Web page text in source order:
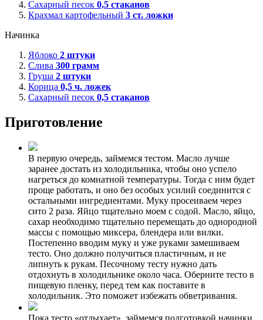
Сахарный песок 0,5 стаканов
Крахмал картофельный 3 ст. ложки
Начинка
Яблоко 2 штуки
Слива 300 грамм
Груша 2 штуки
Корица 0,5 ч. ложек
Сахарный песок 0,5 стаканов
Приготовление
В первую очередь, займемся тестом. Масло лучше
заранее достать из холодильника, чтобы оно успело
нагреться до комнатной температуры. Тогда с ним будет
проще работать, и оно без особых усилий соединится с
остальными ингредиентами. Муку просеиваем через
сито 2 раза. Яйцо тщательно моем с содой. Масло, яйцо,
сахар необходимо тщательно перемещать до однородной
массы с помощью миксера, блендера или вилки.
Постепенно вводим муку и уже руками замешиваем
тесто. Оно должно получиться пластичным, и не
липнуть к рукам. Песочному тесту нужно дать
отдохнуть в холодильнике около часа. Оберните тесто в
пищевую пленку, перед тем как поставите в
холодильник. Это поможет избежать обветривания.